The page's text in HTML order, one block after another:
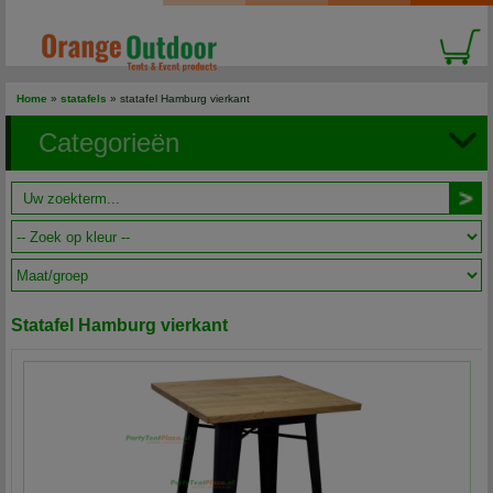
Home » statafels » statafel Hamburg vierkant
Categorieën
Statafel Hamburg vierkant